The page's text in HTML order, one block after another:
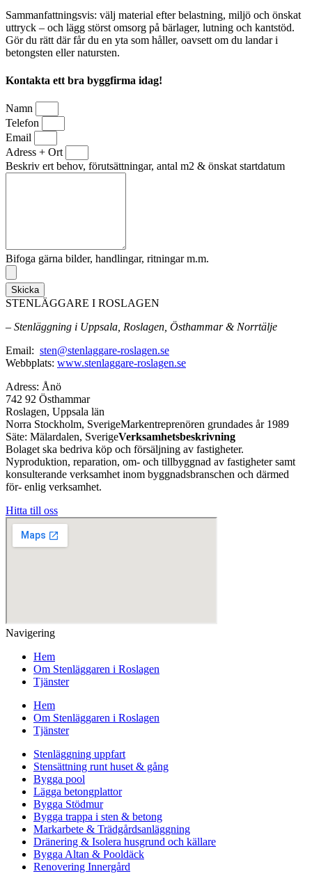
Sammanfattningsvis: välj material efter belastning, miljö och önskat
uttryck – och lägg störst omsorg på bärlager, lutning och kantstöd.
Gör du rätt där får du en yta som håller, oavsett om du landar i
betongsten eller natursten.
Kontakta ett bra byggfirma idag!
Namn
Telefon
Email
Adress + Ort
Beskriv ert behov, förutsättningar, antal m2 & önskat startdatum
Bifoga gärna bilder, handlingar, ritningar m.m.
Skicka
STENLÄGGARE I ROSLAGEN
– Stenläggning i Uppsala, Roslagen, Östhammar & Norrtälje
Email: sten@stenlaggare-roslagen.se
Webbplats: www.stenlaggare-roslagen.se
Adress: Ånö
742 92 Östhammar
Roslagen, Uppsala län
Norra Stockholm, SverigeMarkentreprenören grundades år 1989
Säte: Mälardalen, SverigeVerksamhetsbeskrivning
Bolaget ska bedriva köp och försäljning av fastigheter.
Nyproduktion, reparation, om- och tillbyggnad av fastigheter samt
konsulterande verksamhet inom byggnadsbranschen och därmed
för- enlig verksamhet.
Hitta till oss
Navigering
Hem
Om Stenläggaren i Roslagen
Tjänster
Hem
Om Stenläggaren i Roslagen
Tjänster
Stenläggning uppfart
Stensättning runt huset & gång
Bygga pool
Lägga betongplattor
Bygga Stödmur
Bygga trappa i sten & betong
Markarbete & Trädgårdsanläggning
Dränering & Isolera husgrund och källare
Bygga Altan & Pooldäck
Renovering Innergård